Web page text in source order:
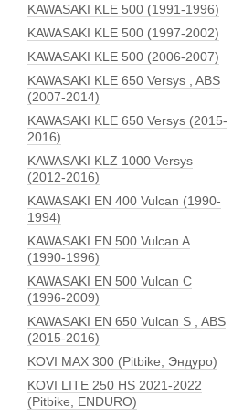
KAWASAKI KLE 500 (1991-1996)
KAWASAKI KLE 500 (1997-2002)
KAWASAKI KLE 500 (2006-2007)
KAWASAKI KLE 650 Versys , ABS
(2007-2014)
KAWASAKI KLE 650 Versys (2015-
2016)
KAWASAKI KLZ 1000 Versys
(2012-2016)
KAWASAKI EN 400 Vulcan (1990-
1994)
KAWASAKI EN 500 Vulcan A
(1990-1996)
KAWASAKI EN 500 Vulcan C
(1996-2009)
KAWASAKI EN 650 Vulcan S , ABS
(2015-2016)
KOVI MAX 300 (Pitbike, Эндуро)
KOVI LITE 250 HS 2021-2022
(Pitbike, ENDURO)